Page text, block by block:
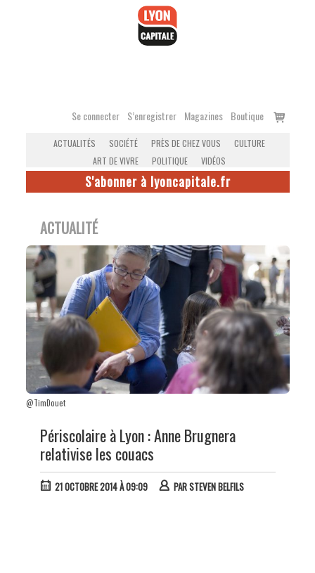
Se connecter S’enregistrer Magazines Boutique
Voir
ACTUALITÉS SOCIÉTÉ PRÈS DE CHEZ VOUS
CULTURE
ART DE VIVRE
POLITIQUE VIDÉOS
S'abonner à lyoncapitale.fr
ACTUALITÉ
@TimDouet
Périscolaire à Lyon : Anne Brugnera
relativise les couacs
21 OCTOBRE 2014 À 09:09 PARSTEVEN BELFILS